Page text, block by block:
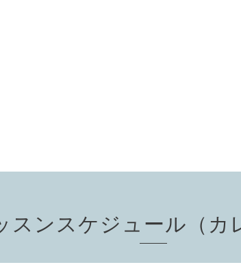
スンスケジュール（カ